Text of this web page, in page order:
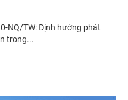
NQ/TW: Định hướng phát
trong...